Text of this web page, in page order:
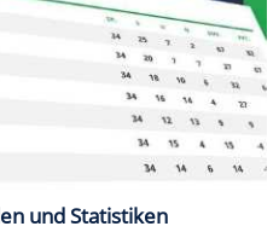
und Statistiken